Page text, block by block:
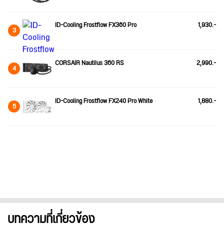
3 ID-Cooling Frostflow FX360 Pro 1,930.-
4 CORSAIR Nautilus 360 RS 2,990.-
5 ID-Cooling Frostflow FX240 Pro White 1,880.-
บทความที่เกี่ยวข้อง